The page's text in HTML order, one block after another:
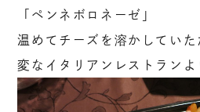
「ペンネボロネーゼ」
温めてチーズを溶かしていた
変なイタリアンレストラン